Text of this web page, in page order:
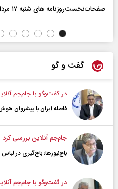
صفحات‌نخست‌روزنامه ها‌ی شنبه ۱۷ مردادماه
گفت و گو
در گفت‌و‌گو با جام‌جم
فاصله ایران با پیشرو‌ان
جام‌جم آنلاین بررسی کرد
باج‌نیوزها؛ باج‌گیری در
در گفت‌و‌گو با جام‌جم